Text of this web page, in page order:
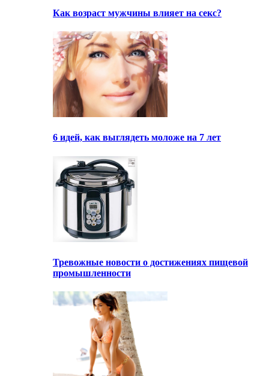
Как возраст мужчины влияет на секс?
6 идей, как выглядеть моложе на 7 лет
Тревожные новости о достижениях пищевой
промышленности